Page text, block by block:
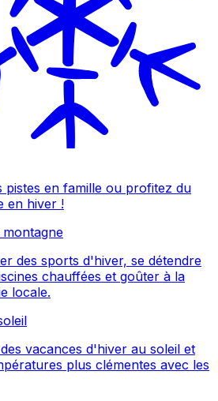
pistes en famille ou profitez du
en hiver !
des sports d'hiver, se détendre
chauffées et goûter à la
locale.
vacances d'hiver au soleil et
plus clémentes avec les